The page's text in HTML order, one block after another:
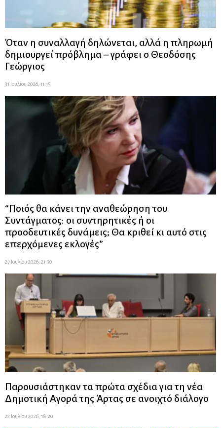
Όταν η συναλλαγή δηλώνεται, αλλά η πληρωμή
δημιουργεί πρόβλημα – γράφει ο Θεοδόσης
Γεώργιος
31 Ιουλίου 2026, 11:15
“Ποιός θα κάνει την αναθεώρηση του
Συντάγματος: οι συντηρητικές ή οι
προοδευτικές δυνάμεις; Θα κριθεί κι αυτό στις
επερχόμενες εκλογές”
27 Ιουλίου 2026, 21:30
Παρουσιάστηκαν τα πρώτα σχέδια για τη νέα
Δημοτική Αγορά της Άρτας σε ανοιχτό διάλογο
22 Ιουλίου 2026, 18:20